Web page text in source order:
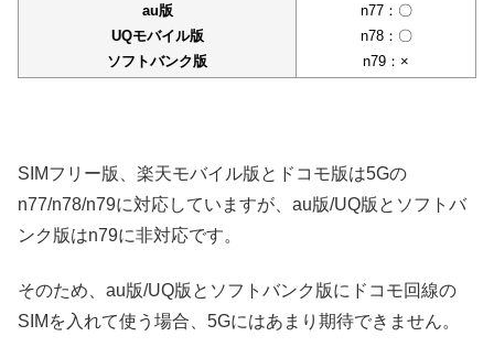
au版
UQモバイル版
ソフトバンク版
n77：〇
n78：〇
n79：×
SIMフリー版、楽天モバイル版とドコモ版は5Gの
n77/n78/n79に対応していますが、au版/UQ版とソフトバ
ンク版はn79に非対応です。
そのため、au版/UQ版とソフトバンク版にドコモ回線の
SIMを入れて使う場合、5Gにはあまり期待できません。